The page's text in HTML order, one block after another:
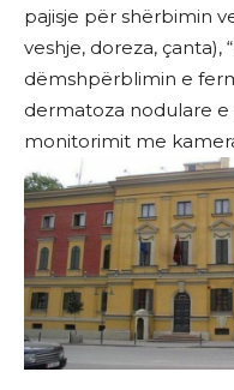
pajisje për shërbimin
veshje, doreza,
dëmshpërblimin e
dermatoza nodulare e
monitorimit me